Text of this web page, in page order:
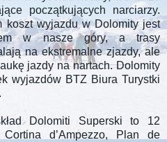
początkujących narciarzy.
koszt wyjazdu w Dolomity jest
w nasze góry, a trasy
na ekstremalne zjazdy, ale
jazdy na nartach. Dolomity
wyjazdów BTZ Biura Turystki
Dolomiti Superski to 12
d’Ampezzo, Plan de